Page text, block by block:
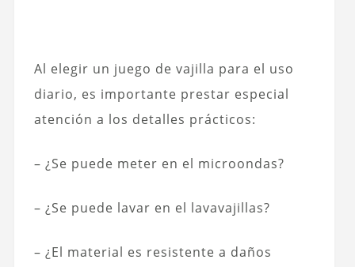
Al elegir un juego de vajilla para el uso
diario, es importante prestar especial
atención a los detalles prácticos:
– ¿Se puede meter en el microondas?
– ¿Se puede lavar en el lavavajillas?
– ¿El material es resistente a daños